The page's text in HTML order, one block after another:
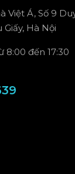
Việt Á, Số 9
Hà Nội
8:00 đến 17:30